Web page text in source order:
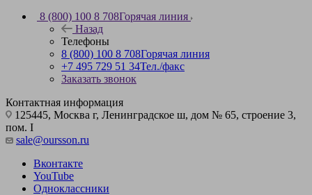
8 (800) 100 8 708Горячая линия
Назад
Телефоны
8 (800) 100 8 708Горячая линия
+7 495 729 51 34Тел./факс
Заказать звонок
Контактная информация
125445, Москва г, Ленинградское ш, дом № 65, строение 3,
пом. I
sale@oursson.ru
Вконтакте
YouTube
Одноклассники